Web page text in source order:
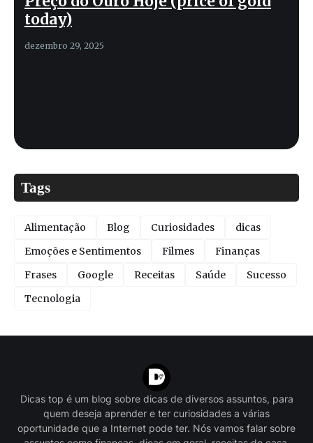
today)
dezembro 29, 2025
Tags
Alimentação Blog Curiosidades
dicas
Emoções e Sentimentos
Filmes
Finanças
Frases
Google Receitas Saúde
Sucesso
Tecnologia
Dicas top é um blog sobre dicas de diversos assuntos, para
quem deseja aprender e ter curiosidades a várias
oportunidade que a Internet pode ter. Nós vamos falar sobre